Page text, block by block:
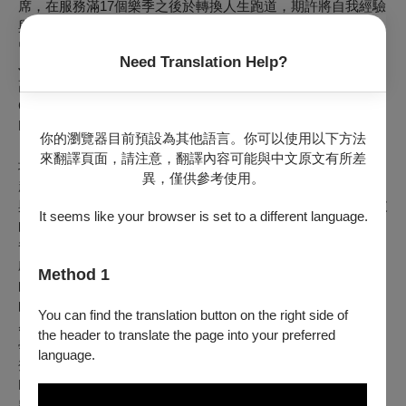
Need Translation Help?
你的瀏覽器目前預設為其他語言。你可以使用以下方法
來翻譯頁面，請注意，翻譯內容可能與中文原文有所差
異，僅供參考使用。
It seems like your browser is set to a different language.
Method 1
You can find the translation button on the right side of
the header to translate the page into your preferred
language.
席，在服務滿17個樂季之後於轉換人生跑道，期許將自我經驗
與年輕一代分享。
曾師事蔡文河，方永信及小提琴大師Ivan Galamian嫡傳弟子
James Buswell，曾以全省榜首的優異成績通過資優甄試保送
高雄中學音樂班，留美期間屢獲國際樂壇肯定：Musicorda
Concerto Competition首獎、Fischoff International Chamber
Music Competition銀牌；亦受邀於泛太平洋音樂季
（1998）、坦格塢音樂季（2000）、德國什列斯威－霍爾斯
坦音樂節（2001）及日本霧島國際音樂祭（2014~2019）。
起因於身為兩個孩子的母親，近年熱心推廣兒童音樂教育，參
與發想「NSO媽媽說故事」系列音樂會，五年來製作了《頑皮
的莫札特》、《聽見貝多芬》、《史特勞斯們》、《海頓爸
爸》、《指尖上的柴可夫斯基》，並錄製有聲ＣＤ及製作雲門
劇場親子音樂會系列，《給孩子的第一份音樂禮物》、《精靈
的一天》、《吹笛人大冒險》、《FaSi不見了》廣受大小朋友
的歡迎。2019年九月發行小提琴與吉他合奏專輯「調和的靈
感」，廣受好評。目前任教於師大附中以及國立台北藝術大
學。
鄧皓敦／第二小提琴
Hao-Tun Teng／Second Violin